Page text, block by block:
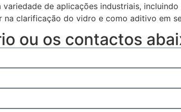
de aplicações industriais,
na clarificação do vidro e como aditivo em
ou os contactos